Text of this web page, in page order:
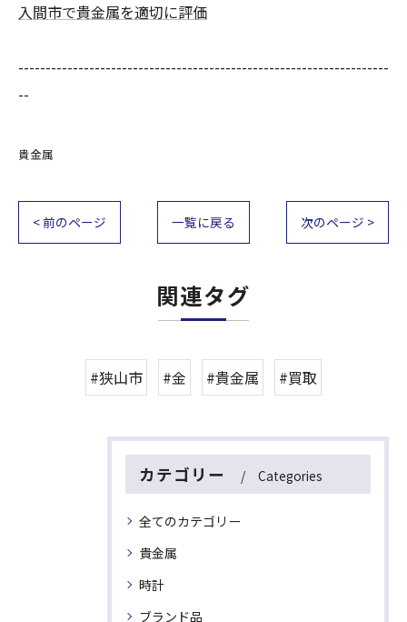
入間市で貴金属を適切に評価
--------------------------------------------------------------------
--
貴金属
< 前のページ 一覧に戻る 次のページ >
関連タグ
#狭山市 #金 #貴金属 #買取
カテゴリー Categories
全てのカテゴリー
貴金属
時計
ブランド品